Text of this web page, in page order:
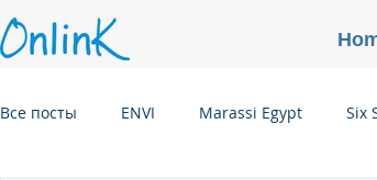
Все посты ENVI Marassi Egypt Six